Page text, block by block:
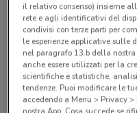
6.8 km
CHIUSO
Corso Umberto I,
18.4 km
CHIUSO
il relativo consenso) insieme
rete e agli identificativi del
condivisi con terze parti per
le esperienze applicative sulle
nel paragrafo 13.b della
anche essere utilizzati per la
scientifiche e statistiche,
tendenze. Puoi modificare le
accedendo a Menu > Privacy